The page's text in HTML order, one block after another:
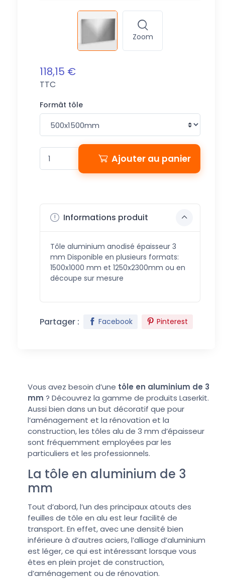
Zoom
118,15 €
TTC
Formât tôle
Ajouter au panier
Informations produit
Tôle aluminium anodisé épaisseur 3
mm Disponible en plusieurs formats:
1500x1000 mm et 1250x2300mm ou en
découpe sur mesure
Partager : Facebook Pinterest
Vous avez besoin d’une tôle en aluminium de 3
mm ? Découvrez la gamme de produits Laserkit.
Aussi bien dans un but décoratif que pour
l’aménagement et la rénovation et la
construction, les tôles alu de 3 mm d’épaisseur
sont fréquemment employées par les
particuliers et les professionnels.
La tôle en aluminium de 3
mm
Tout d’abord, l’un des principaux atouts des
feuilles de tôle en alu est leur facilité de
transport. En effet, avec une densité bien
inférieure à d’autres aciers, l’alliage d’aluminium
est léger, ce qui est intéressant lorsque vous
êtes en plein projet de construction,
d’aménagement ou de rénovation.